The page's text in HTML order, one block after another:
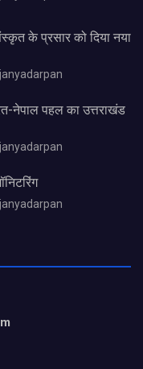
के प्रसार को दिया नया
नेपाल पहल का उत्तराखंड